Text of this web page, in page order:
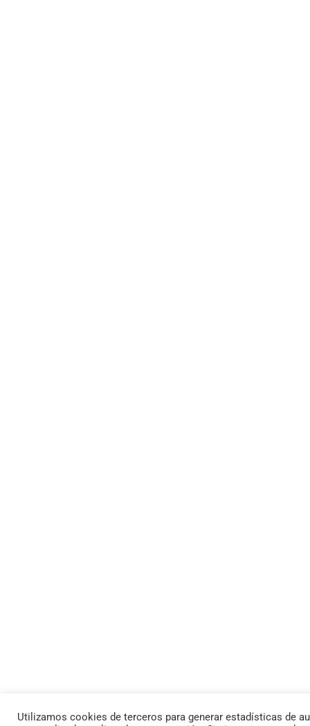
Utilizamos cookies de terceros para generar estadísticas de